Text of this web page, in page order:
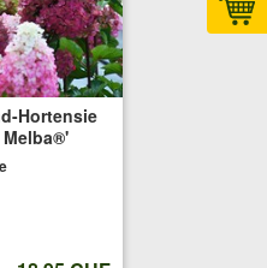
100-150 cm Pflanzabstand.
am
Hortensie